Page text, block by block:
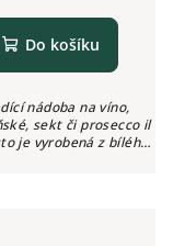
Do košíku
nádoba na víno,
sekt či prosecco il
je vyrobená z bílého